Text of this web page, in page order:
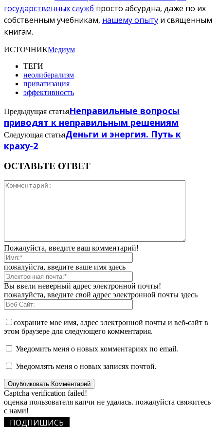
государственных служб просто абсурдна, даже по их
собственным учебникам, нашему опыту и священным
книгам.
ИСТОЧНИКМедиум
ТЕГИ
неолиберализм
приватизация
эффективность
Предыдущая статьяНеправильные вопросы
приводят к неправильным решениям
Следующая статьяДеньги и энергия. Путь к
краху-2
ОСТАВЬТЕ ОТВЕТ
Пожалуйста, введите ваш комментарий!
пожалуйста, введите ваше имя здесь
Вы ввели неверный адрес электронной почты!
пожалуйста, введите свой адрес электронной почты здесь
сохраните мое имя, адрес электронной почты и веб-сайт в
этом браузере для следующего комментария.
Уведомить меня о новых комментариях по email.
Уведомлять меня о новых записях почтой.
Captcha verification failed!
оценка пользователя капчи не удалась. пожалуйста свяжитесь
с нами!
ПОДПИШИСЬ